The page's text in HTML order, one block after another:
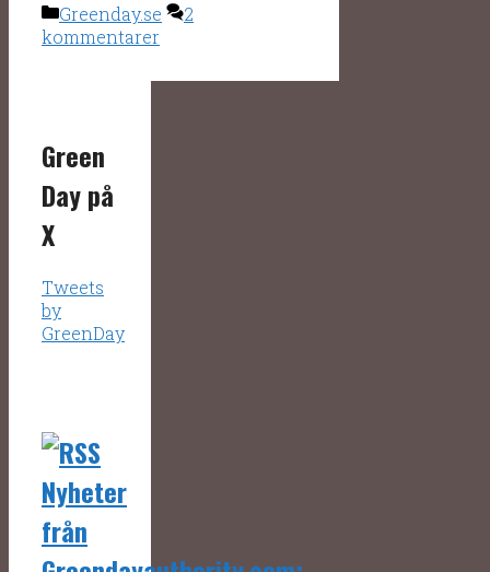
Kategorier
Greenday.se
2
kommentarer
Green
Day på
X
Tweets
by
GreenDay
Nyheter
från